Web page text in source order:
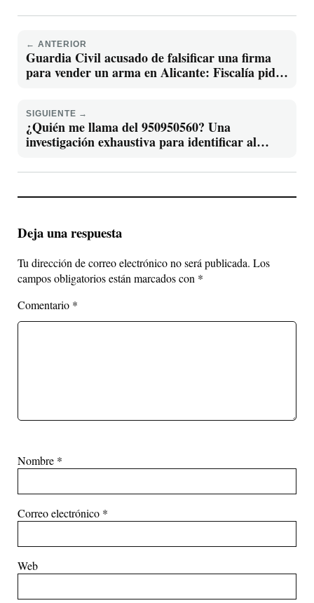
← ANTERIOR
Guardia Civil acusado de falsificar una firma
para vender un arma en Alicante: Fiscalía pide
SIGUIENTE →
¿Quién me llama del 950950560? Una
investigación exhaustiva para identificar al
Deja una respuesta
Tu dirección de correo electrónico no será publicada. Los
campos obligatorios están marcados con *
Comentario *
Nombre *
Correo electrónico *
Web